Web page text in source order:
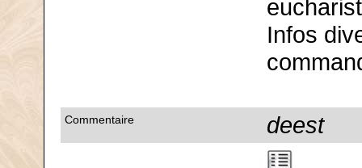
Infos
Commentaire deest